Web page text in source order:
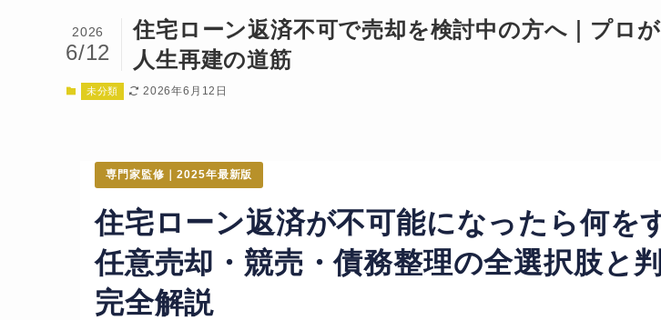
住宅ローン返済不可で売却を検討中の方へ｜プロ
人生再建の道筋
2026
6/12
未分類 2026年6月12日
専門家監修｜2025年最新版
住宅ローン返済が不可能になったら何を
任意売却・競売・債務整理の全選択肢と
完全解説